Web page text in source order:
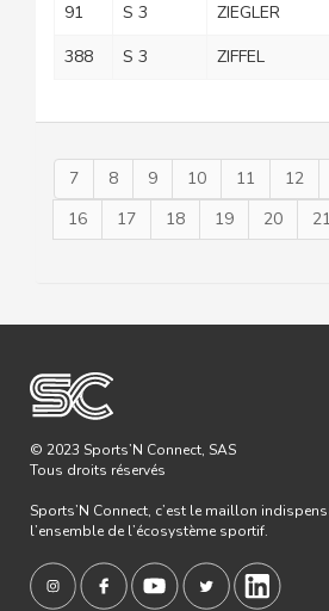
91
S 3 ZIEGLER
388
S 3 ZIFFEL
7 8 9 10 11 12
16
17 18 19 20 21
© 2023 Sports’N Connect, SAS
Tous droits réservés
Sports’N Connect, c’est le maillon
l’ensemble de l’écosystème sportif.